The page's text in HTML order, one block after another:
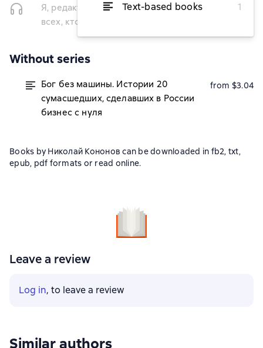
Text-based books
1
Я, редактор. Настольная книга для
всех, кто работает в медиа
unavailable
Without series
Бог без машины. Истории 20
сумасшедших, сделавших в России
бизнес с нуля
from $3.04
Books by Николай Кононов can be downloaded in fb2, txt,
epub, pdf formats or read online.
Leave a review
Log in, to leave a review
Similar authors